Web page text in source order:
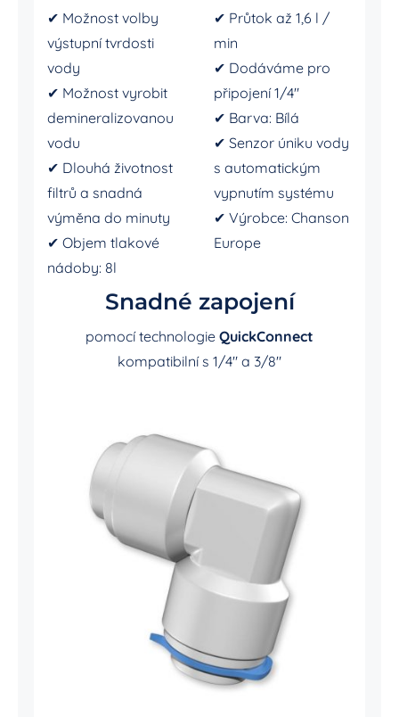
✔︎ Možnost volby
výstupní tvrdosti
vody
✔︎ Možnost vyrobit
demineralizovanou
vodu
✔︎ Dlouhá životnost
filtrů a snadná
výměna do minuty
✔︎ Objem tlakové
nádoby: 8l
✔︎ Průtok až 1,6 l /
min
✔︎ Dodáváme pro
připojení 1/4″
✔︎ Barva: Bílá
✔︎ Senzor úniku vody
s automatickým
vypnutím systému
✔︎ Výrobce: Chanson
Europe
Snadné zapojení
pomocí technologie QuickConnect
kompatibilní s 1/4″ a 3/8″